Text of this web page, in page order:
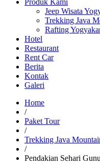
Jeep Wisata
Trekking Java
Rafting
Hotel
Restaurant
Rent Car
Berita
Kontak
Galeri
Home
/
Paket Tour
/
Trekking Java
/
Pendakian Sehari